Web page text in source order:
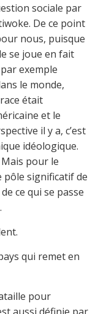
sociale par
De ce point
nous, puisque
se joue en fait
exemple
le monde,
était
et le
il y a, c’est
idéologique.
Mais pour le
pôle significatif de
ce qui se passe
qui remet en
pour